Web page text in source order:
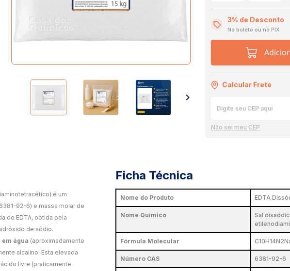
3% de Desconto
No boleto ou no PIX
Calcular Frete
Não sei meu CEP
é um
92-6) e massa molar de
do EDTA, obtida pela
de sódio.
água (aproximadamente
alcalino. Esta elevada
livre (praticamente
Ficha Técnica
Nome do Produto EDTA
Nome Químico
Sal
Fórmula Molecular
Número CAS 6381-92-6